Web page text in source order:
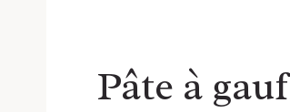
Pâte à